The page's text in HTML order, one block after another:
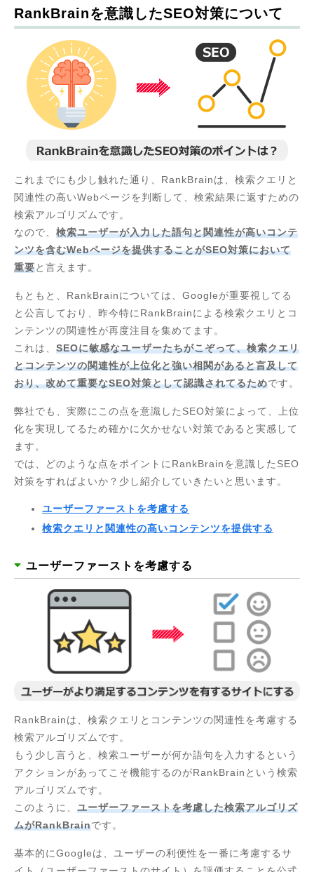
RankBrainを意識したSEO対策について
これまでにも少し触れた通り、RankBrainは、検索クエリと
関連性の高いWebページを判断して、検索結果に返すための
検索アルゴリズムです。
なので、 検索ユーザーが入力した語句と関連性が高いコンテ
ンツを含むWebページを提供することがSEO対策において
重要と言えます。
もともと、RankBrainについては、Googleが重要視してる
と公言しており、昨今特にRankBrainによる検索クエリとコ
ンテンツの関連性が再度注目を集めてます。
これは、 SEOに敏感なユーザーたちがこぞって、検索クエリ
とコンテンツの関連性が上位化と強い相関があると言及して
おり、改めて重要なSEO対策として認識されてるためです。
弊社でも、実際にこの点を意識したSEO対策によって、上位
化を実現してるため確かに欠かせない対策であると実感して
ます。
では、どのような点をポイントにRankBrainを意識したSEO
対策をすればよいか？少し紹介していきたいと思います。
ユーザーファーストを考慮する
検索クエリと関連性の高いコンテンツを提供する
ユーザーファーストを考慮する
RankBrainは、検索クエリとコンテンツの関連性を考慮する
検索アルゴリズムです。
もう少し言うと、検索ユーザーが何か語句を入力するという
アクションがあってこそ機能するのがRankBrainという検索
アルゴリズムです。
このように、 ユーザーファーストを考慮した検索アルゴリズ
ムがRankBrainです。
基本的にGoogleは、ユーザーの利便性を一番に考慮するサ